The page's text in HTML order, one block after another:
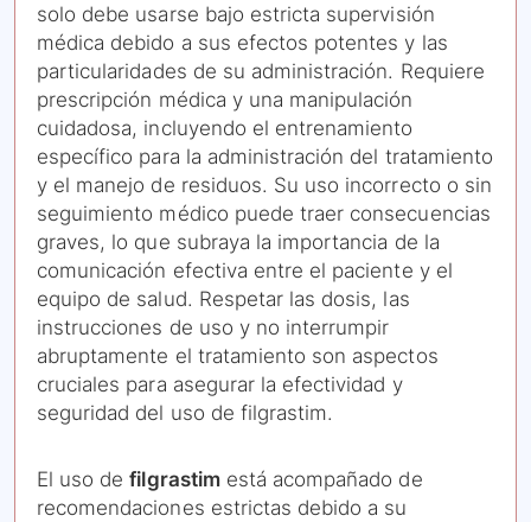
solo debe usarse bajo estricta supervisión
médica debido a sus efectos potentes y las
particularidades de su administración. Requiere
prescripción médica y una manipulación
cuidadosa, incluyendo el entrenamiento
específico para la administración del tratamiento
y el manejo de residuos. Su uso incorrecto o sin
seguimiento médico puede traer consecuencias
graves, lo que subraya la importancia de la
comunicación efectiva entre el paciente y el
equipo de salud. Respetar las dosis, las
instrucciones de uso y no interrumpir
abruptamente el tratamiento son aspectos
cruciales para asegurar la efectividad y
seguridad del uso de filgrastim.
El uso defilgrastimestá acompañado de
recomendaciones estrictas debido a su